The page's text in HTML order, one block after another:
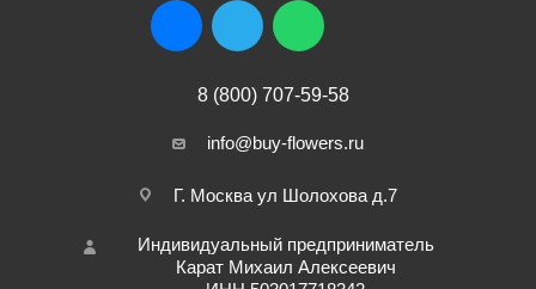
8 (800) 707-59-58
info@buy-flowers.ru
Г. Москва ул Шолохова д.7
Индивидуальный предприниматель
Карат Михаил Алексеевич